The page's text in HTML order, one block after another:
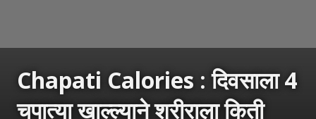
Chapati Calories : दिवसाला 4
चपात्या खाल्ल्याने शरीराला किती